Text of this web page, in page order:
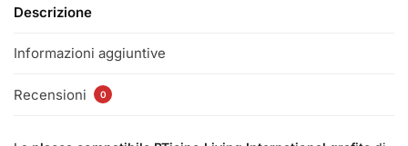
Descrizione
Informazioni aggiuntive
Recensioni 0